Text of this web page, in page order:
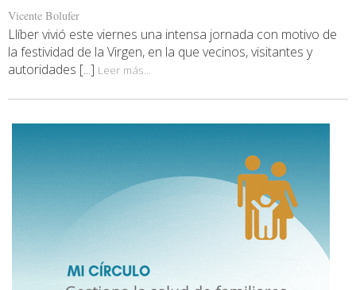
Vicente Bolufer
Llíber vivió este viernes una intensa jornada con motivo de
la festividad de la Virgen, en la que vecinos, visitantes y
autoridades [...] Leer más...